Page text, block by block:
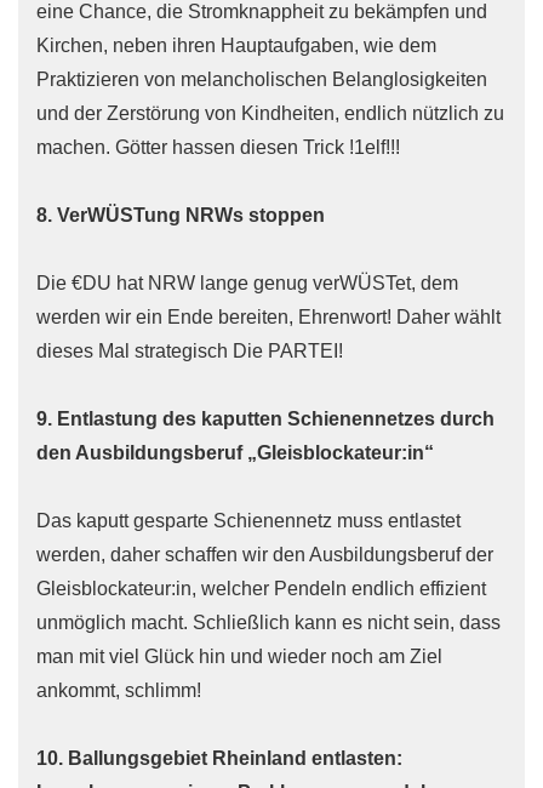
eine Chance, die Stromknappheit zu bekämpfen und
Kirchen, neben ihren Hauptaufgaben, wie dem
Praktizieren von melancholischen Belanglosigkeiten
und der Zerstörung von Kindheiten, endlich nützlich zu
machen. Götter hassen diesen Trick !1elf!!!
8. VerWÜSTung NRWs stoppen
Die €DU hat NRW lange genug verWÜSTet, dem
werden wir ein Ende bereiten, Ehrenwort! Daher wählt
dieses Mal strategisch Die PARTEI!
9. Entlastung des kaputten Schienennetzes durch
den Ausbildungsberuf „Gleisblockateur:in“
Das kaputt gesparte Schienennetz muss entlastet
werden, daher schaffen wir den Ausbildungsberuf der
Gleisblockateur:in, welcher Pendeln endlich effizient
unmöglich macht. Schließlich kann es nicht sein, dass
man mit viel Glück hin und wieder noch am Ziel
ankommt, schlimm!
10. Ballungsgebiet Rheinland entlasten: